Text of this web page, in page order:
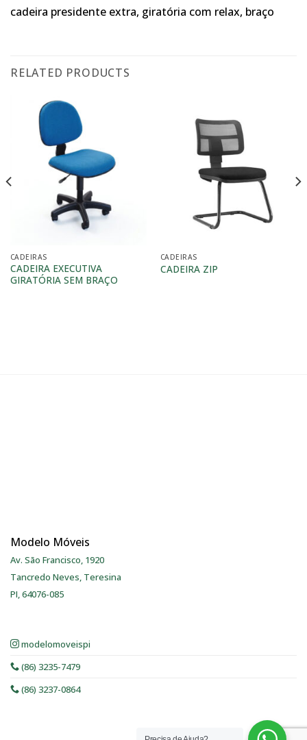
cadeira presidente extra, giratória com relax, braço
RELATED PRODUCTS
CADEIRAS
CADEIRA EXECUTIVA
GIRATÓRIA SEM BRAÇO
CADEIRAS
CADEIRA ZIP
Modelo Móveis
Av. São Francisco, 1920
Tancredo Neves, Teresina
PI, 64076-085
modelomoveispi
(86) 3235-7479
(86) 3237-0864